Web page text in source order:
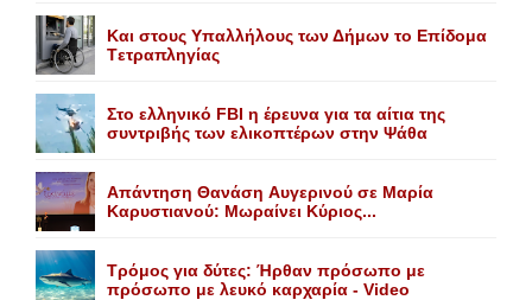
Kαι στους Yπαλλήλους των Δήμων το Eπίδομα
Tετραπληγίας
Στο ελληνικό FBI η έρευνα για τα αίτια της
συντριβής των ελικοπτέρων στην Ψάθα
Aπάντηση Θανάση Aυγερινού σε Mαρία
Kαρυστιανού: Mωραίνει Kύριος...
Τρόμος για δύτες: Ήρθαν πρόσωπο με
πρόσωπο με λευκό καρχαρία - Video